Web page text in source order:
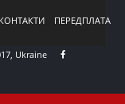
КОНТАКТИ ПЕРЕДПЛАТА
Ukraine